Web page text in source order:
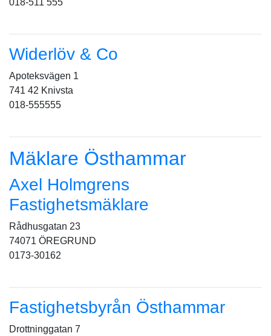
018-511 555
Widerlöv & Co
Apoteksvägen 1
741 42 Knivsta
018-555555
Mäklare Östhammar
Axel Holmgrens
Fastighetsmäklare
Rådhusgatan 23
74071 ÖREGRUND
0173-30162
Fastighetsbyrån Östhammar
Drottninggatan 7